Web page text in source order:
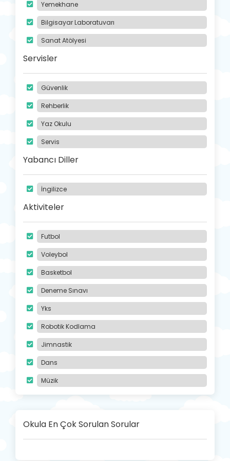
Yemekhane
Bilgisayar Laboratuvarı
Sanat Atölyesi
Servisler
Güvenlik
Rehberlik
Yaz Okulu
Servis
Yabancı Diller
İngilizce
Aktiviteler
Futbol
Voleybol
Basketbol
Deneme Sınavı
Yks
Robotik Kodlama
Jimnastik
Dans
Müzik
Okula En Çok Sorulan Sorular